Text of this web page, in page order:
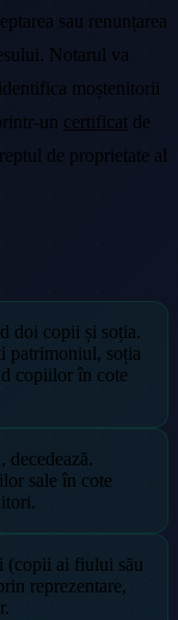
sau renunțarea
Notarul va
moștenitorii
un certificat de
de proprietate al
doi copii și soția.
patrimoniul, soția
copiilor în cote
decedează.
sale în cote
(copii ai fiului său
reprezentare,